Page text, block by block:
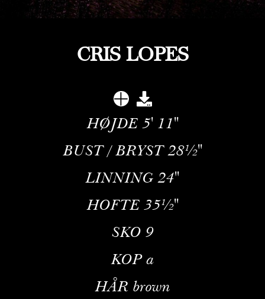
CRIS LOPES
HØJDE 5' 11''
BUST / BRYST28½''
LINNING 24''
HOFTE 35½''
SKO 9
KOP a
HÅR brown